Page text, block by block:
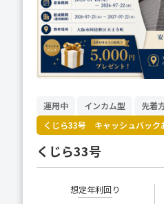
運用中 インカム型
先着
くじら33号 キャッシュバック
くじら33号
想定年利回り